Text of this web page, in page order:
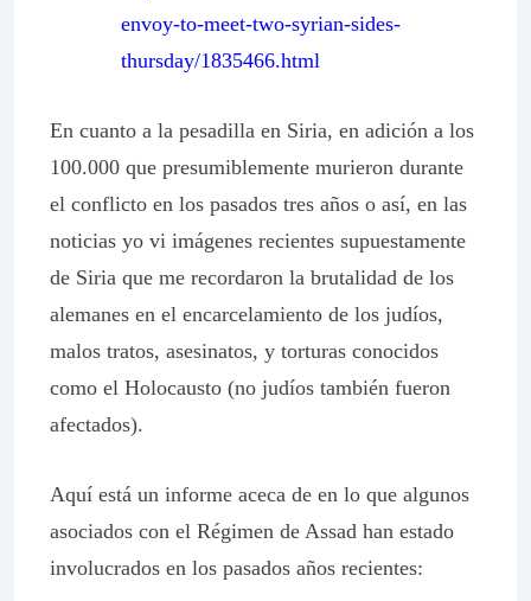
envoy-to-meet-two-syrian-sides-
thursday/1835466.html
En cuanto a la pesadilla en Siria, en adición a los
100.000 que presumiblemente murieron durante
el conflicto en los pasados tres años o así, en las
noticias yo vi imágenes recientes supuestamente
de Siria que me recordaron la brutalidad de los
alemanes en el encarcelamiento de los judíos,
malos tratos, asesinatos, y torturas conocidos
como el Holocausto (no judíos también fueron
afectados).
Aquí está un informe aceca de en lo que algunos
asociados con el Régimen de Assad han estado
involucrados en los pasados años recientes: